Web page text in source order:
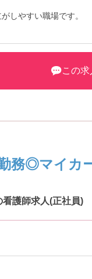
しやすい職場です。
この
務◎マイカ
護師求人(正社員)